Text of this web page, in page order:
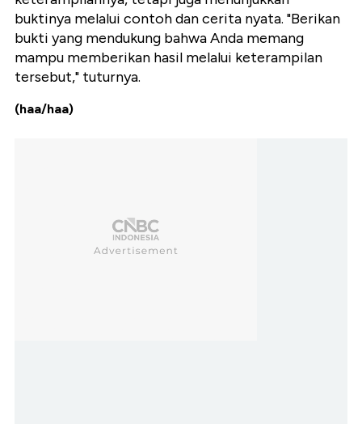
buktinya melalui contoh dan cerita nyata. "Berikan
bukti yang mendukung bahwa Anda memang
mampu memberikan hasil melalui keterampilan
tersebut," tuturnya.
(haa/haa)